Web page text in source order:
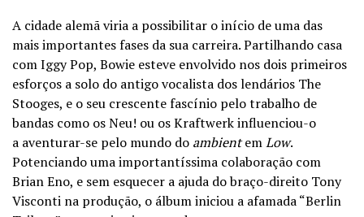
A cidade alemã viria a possibilitar o início de uma das
mais importantes fases da sua carreira. Partilhando casa
com Iggy Pop, Bowie esteve envolvido nos dois primeiros
esforços a solo do antigo vocalista dos lendários The
Stooges, e o seu crescente fascínio pelo trabalho de
bandas como os Neu! ou os Kraftwerk influenciou-o
a aventurar-se pelo mundo do ambientemLow.
Potenciando uma importantíssima colaboração com
Brian Eno, e sem esquecer a ajuda do braço-direito Tony
Visconti na produção, o álbum iniciou a afamada “Berlin